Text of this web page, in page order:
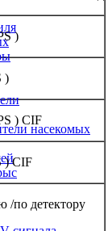
насекомых
)
)
) CIF
) CIF
/по детектору